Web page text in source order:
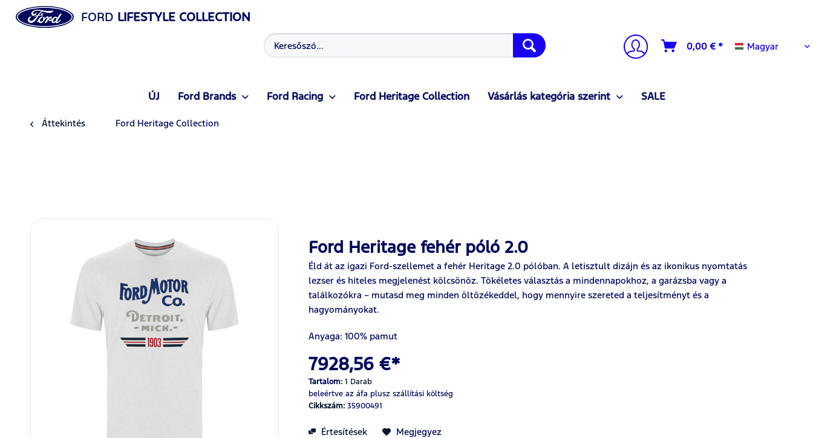
FORD LIFESTYLE COLLECTION
0,00 € * Magyar
Magyar
ÚJ Ford Brands Ford Racing Ford Heritage Collection Vásárlás kategória szerint SALE
Áttekintés Ford Heritage Collection
Ford Heritage fehér póló 2.0
Éld át az igazi Ford-szellemet a fehér Heritage 2.0 pólóban. A letisztult dizájn és az ikonikus nyomtatás
lezser és hiteles megjelenést kölcsönöz. Tökéletes választás a mindennapokhoz, a garázsba vagy a
találkozókra – mutasd meg minden öltözékeddel, hogy mennyire szereted a teljesítményt és a
hagyományokat.
Anyaga: 100% pamut
7928,56 €*
Tartalom:1 Darab
beleértve az áfa plusz szállítási költség
Cikkszám:35900491
Értesítések Megjegyez